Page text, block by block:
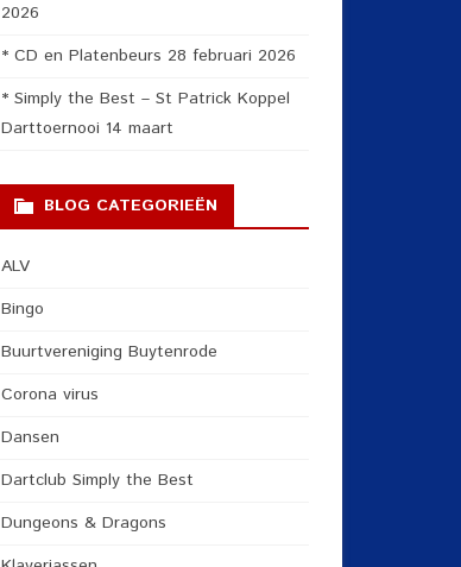
2026
* CD en Platenbeurs 28 februari 2026
* Simply the Best – St Patrick Koppel
Darttoernooi 14 maart
BLOG CATEGORIEËN
ALV
Bingo
Buurtvereniging Buytenrode
Corona virus
Dansen
Dartclub Simply the Best
Dungeons & Dragons